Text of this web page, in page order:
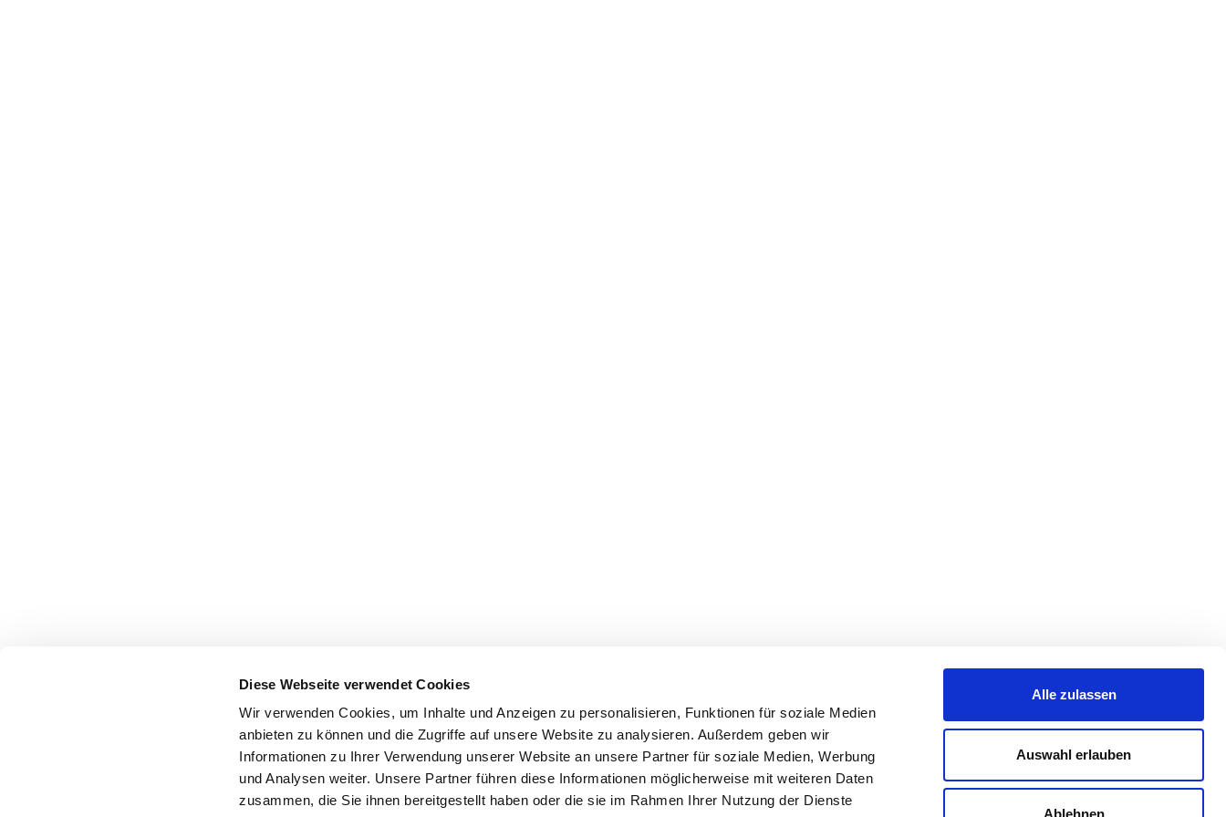
Diese Webseite verwendet Cookies
Wir verwenden Cookies, um Inhalte und Anzeigen zu personalisieren, Funktionen für soziale Medien
anbieten zu können und die Zugriffe auf unsere Website zu analysieren. Außerdem geben wir
Informationen zu Ihrer Verwendung unserer Website an unsere Partner für soziale Medien, Werbung
und Analysen weiter. Unsere Partner führen diese Informationen möglicherweise mit weiteren Daten
zusammen, die Sie ihnen bereitgestellt haben oder die sie im Rahmen Ihrer Nutzung der Dienste
Alle zulassen
Auswahl erlauben
Ablehnen